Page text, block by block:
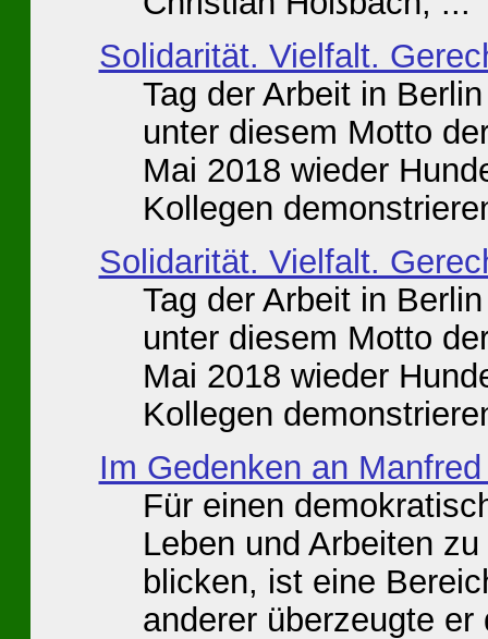
Solidarität. Vielfalt.
Tag der Arbeit in
unter diesem Motto
Mai 2018 wieder
Kollegen
Solidarität. Vielfalt.
Tag der Arbeit in
unter diesem Motto
Mai 2018 wieder
Kollegen
Im Gedenken an
Für einen
Leben und Arbeiten
blicken, ist eine
anderer überzeugte er